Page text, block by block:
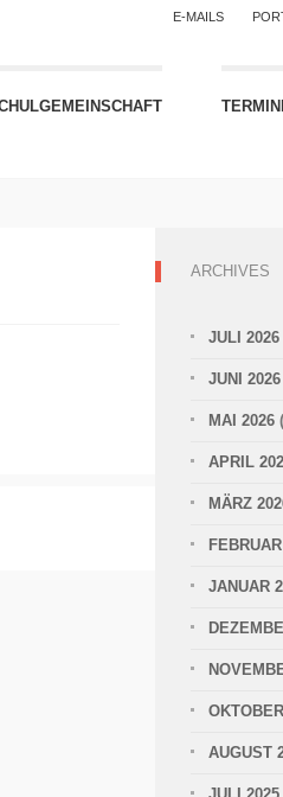
E-MAILS
ARCHIVES
JULI 2026
JUNI 2026
MAI 2026
APRIL
MÄRZ
JANUAR
AUGUST